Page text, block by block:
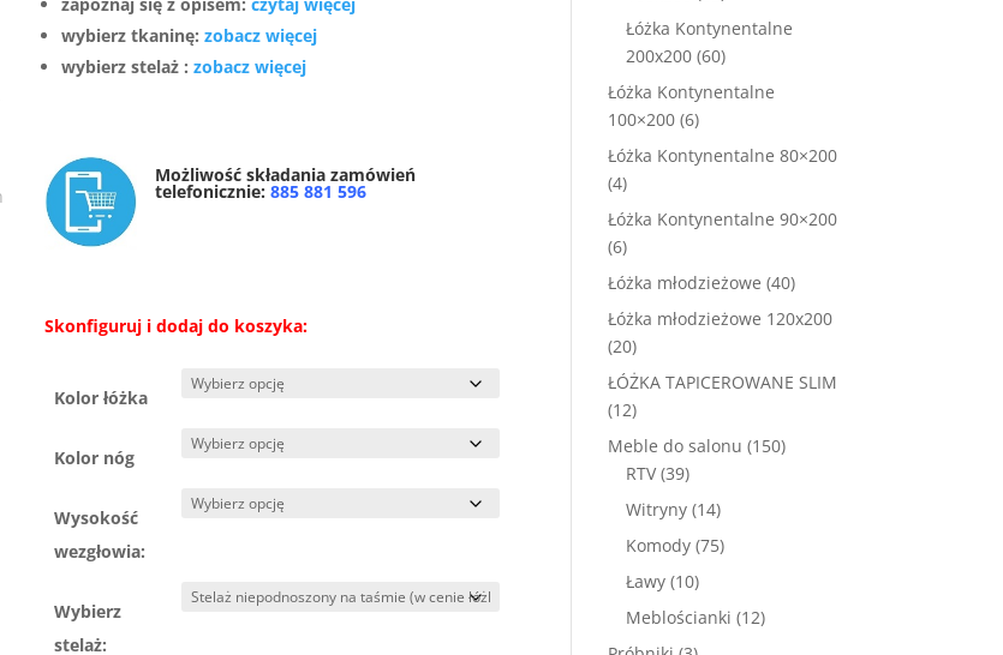
wybierz tkaninę:zobacz więcej
wybierz stelaż :zobacz więcej
Możliwość składania zamówień
telefonicznie:885 881 596
Skonfiguruj i dodaj do koszyka:
Kolor łóżka
Kolor nóg
Wysokość
wezgłowia:
Wybierz
stelaż:
produktów
Łóżka Kontynentalne
200x200 6060
produktów
Łóżka Kontynentalne
100×200 66
produktów
Łóżka Kontynentalne 80×200
44
produkty
Łóżka Kontynentalne 90×200
66
produktów
Łóżka młodzieżowe 4040
produktów
Łóżka młodzieżowe 120x200
2020
produktów
ŁÓŻKA TAPICEROWANE SLIM
1212
produktów
Meble do salonu 150150
RTV 3939
produktów
Witryny 1414
produktów
Komody 7575
Ławy 1010
produktów
Meblościanki 1212